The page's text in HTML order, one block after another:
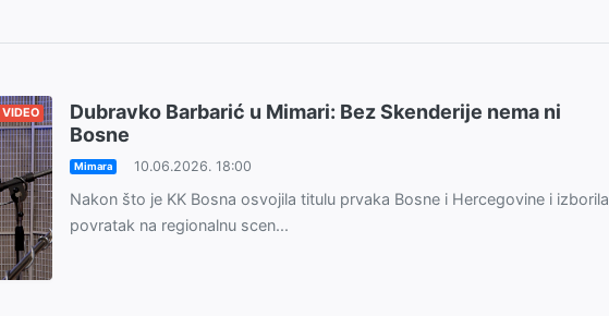
VIDEO
Dubravko Barbarić u Mimari: Bez Skenderije nema ni
Bosne
Mimara 10.06.2026. 18:00
Nakon što je KK Bosna osvojila titulu prvaka Bosne i Hercegovine i izborila
povratak na regionalnu scen...